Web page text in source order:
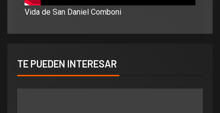
Vida de San Daniel Comboni
TE PUEDEN INTERESAR